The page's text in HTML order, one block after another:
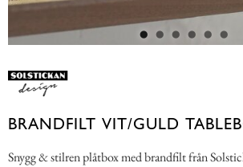
BRANDFILT VIT/GULD
Snygg & stilren plåtbox med brandfilt från